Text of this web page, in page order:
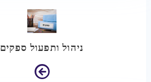
ניהול ותפעול ספקים